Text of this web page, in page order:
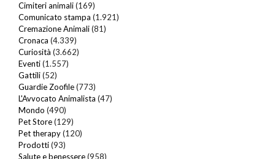
Cimiteri animali(169)
Comunicato stampa (1.921)
Cremazione Animali(81)
Cronaca (4.339)
Curiosità (3.662)
Eventi(1.557)
Gattili(52)
Guardie Zoofile(773)
L'Avvocato Animalista (47)
Mondo (490)
Pet Store(129)
Pet therapy(120)
Prodotti(93)
Salute e benessere(958)